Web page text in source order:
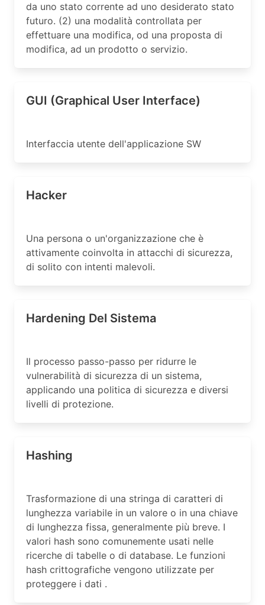
da uno stato corrente ad uno desiderato stato
futuro. (2) una modalità controllata per
effettuare una modifica, od una proposta di
modifica, ad un prodotto o servizio.
GUI (Graphical User Interface)
Interfaccia utente dell'applicazione SW
Hacker
Una persona o un'organizzazione che è
attivamente coinvolta in attacchi di sicurezza,
di solito con intenti malevoli.
Hardening Del Sistema
Il processo passo-passo per ridurre le
vulnerabilità di sicurezza di un sistema,
applicando una politica di sicurezza e diversi
livelli di protezione.
Hashing
Trasformazione di una stringa di caratteri di
lunghezza variabile in un valore o in una chiave
di lunghezza fissa, generalmente più breve. I
valori hash sono comunemente usati nelle
ricerche di tabelle o di database. Le funzioni
hash crittografiche vengono utilizzate per
proteggere i dati .